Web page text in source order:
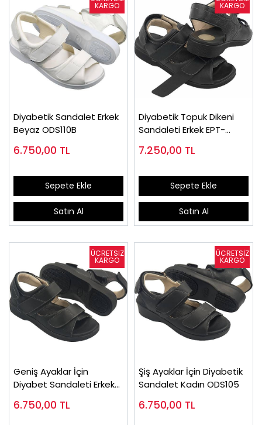
Diyabetik Sandalet Erkek
Beyaz ODS110B
6.750,00 TL
Sepete Ekle
Satın Al
Diyabetik Topuk Dikeni
Sandaleti Erkek EPT-
7.250,00 TL
Sepete Ekle
Satın Al
Geniş Ayaklar İçin
Diyabet Sandaleti Erkek
6.750,00 TL
Şiş Ayaklar İçin Diyabetik
Sandalet Kadın ODS105
6.750,00 TL